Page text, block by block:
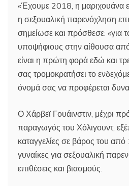
«Έχουμε 2018, η μαριχουάνα
η σεξουαλική παρενόχληση
σημείωσε και πρόσθεσε: «για
υποψήφιους στην αίθουσα
είναι η πρώτη φορά εδώ και
σας τρομοκρατήσει το
όνομά σας να προφέρεται
Ο Χάρβεϊ Γουάινστιν, μέχρι
παραγωγός του Χόλιγουντ,
καταγγελίες σε βάρος του
γυναίκες για σεξουαλική
επιθέσεις και βιασμούς.